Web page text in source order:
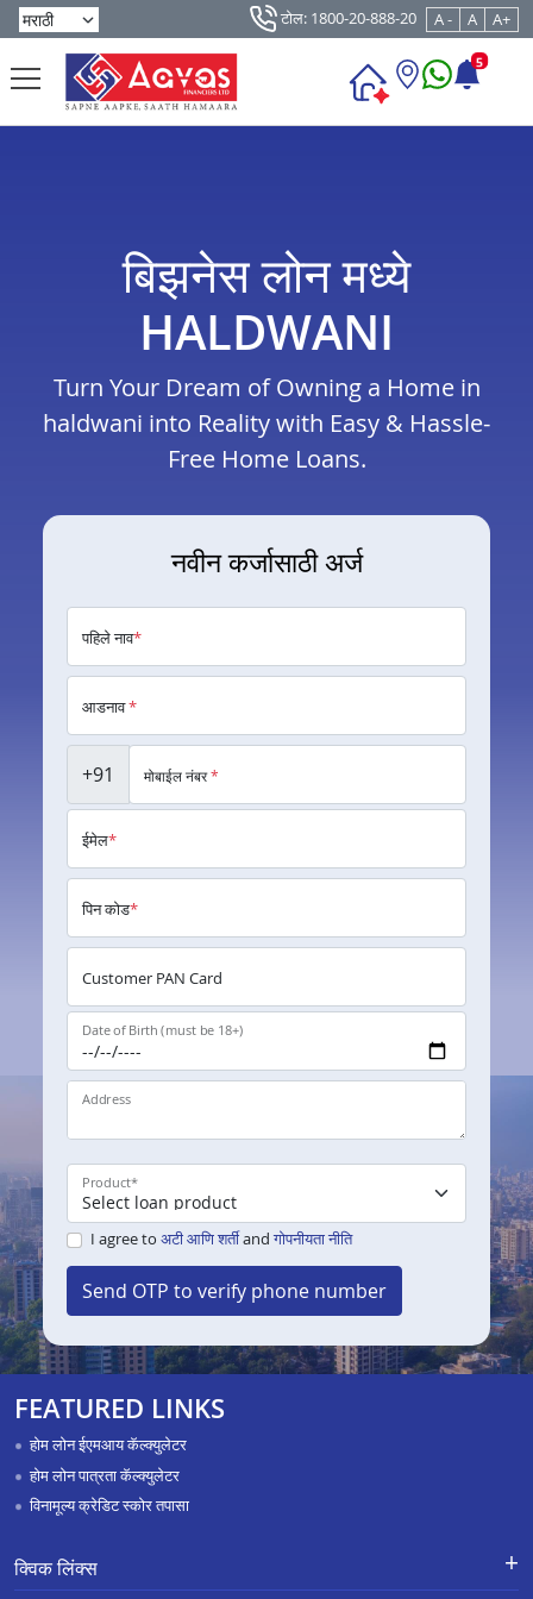
टोल: 1800-20-888-20 A - A A+
5
बिझनेस लोन मध्ये
HALDWANI
Turn Your Dream of Owning a Home in
haldwani into Reality with Easy & Hassle-
Free Home Loans.
नवीन कर्जासाठी अर्ज
पहिले नाव*
आडनाव*
+91 मोबाईल नंबर*
ईमेल*
पिन कोड*
Customer PAN Card
Date of Birth (must be 18+)
Address
Product*
I agree to अटी आणि शर्तीand गोपनीयता नीति
Send OTP to verify phone number
FEATURED LINKS
होम लोन ईएमआय कॅल्क्युलेटर
होम लोन पात्रता कॅल्क्युलेटर
विनामूल्य क्रेडिट स्कोर तपासा
क्विक लिंक्स